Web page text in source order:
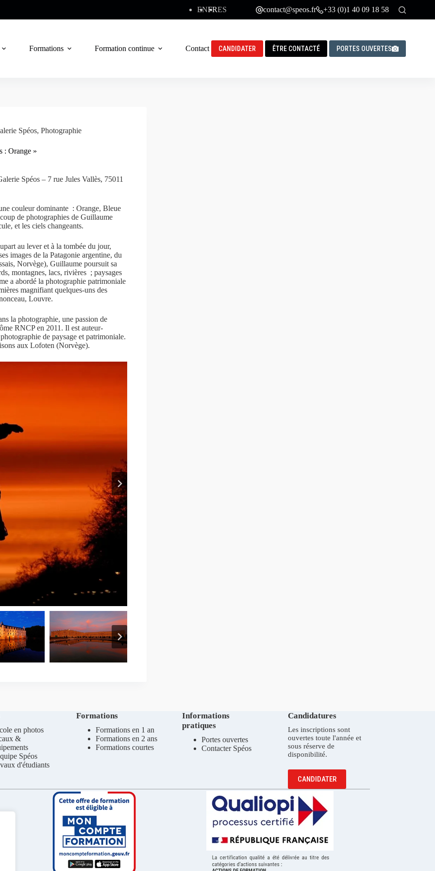
ENFRES contact@speos.fr +33 (0)1 40 09 18 58
Formations Formation continue Contact CANDIDATER ÊTRE CONTACTÉ PORTES OUVERTES
Spéos, Photographie
: Orange »
Spéos – 7 rue Jules Vallès, 75011
couleur dominante : Orange, Bleue
de photographies de Guillaume
et les ciels changeants.
au lever et à la tombée du jour,
images de la Patagonie argentine, du
Norvège), Guillaume poursuit sa
montagnes, lacs, rivières ; paysages
a abordé la photographie patrimoniale
magnifiant quelques-uns des
Louvre.
la photographie, une passion de
RNCP en 2011. Il est auteur-
de paysage et patrimoniale.
aux Lofoten (Norvège).
en photos
&
Spéos
d'étudiants
Formations
Formations en 1 an
Formations en 2 ans
Formations courtes
Informations
pratiques
Portes ouvertes
Contacter Spéos
Candidatures
Les inscriptions sont
ouvertes toute l'année et
sous réserve de
disponibilité.
CANDIDATER